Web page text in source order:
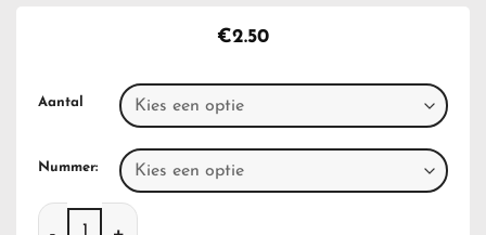
€2.50
Aantal
Nummer:
Clippers Jetflame Leaf aantal